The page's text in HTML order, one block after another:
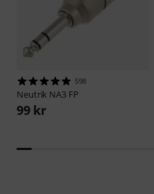
598
Neutrik NA3 FP
99 kr